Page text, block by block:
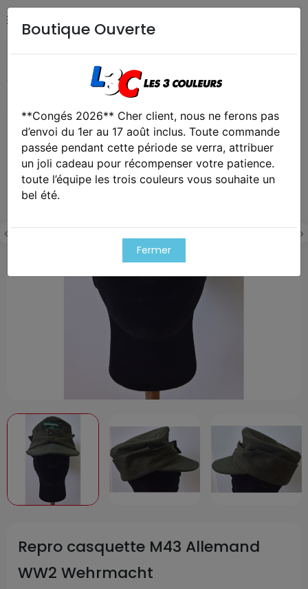
REPRODUCTIONS RECONSTITUTIONS
casquette M43 Allemand WW2 Wehrmacht
Repro casquette M43 Allemand
WW2 Wehrmacht
Boutique Ouverte
**Congés 2026** Cher client, nous ne ferons pas
d’envoi du 1er au 17 août inclus. Toute commande
passée pendant cette période se verra, attribuer
un joli cadeau pour récompenser votre patience.
toute l’équipe les trois couleurs vous souhaite un
bel été.
Fermer